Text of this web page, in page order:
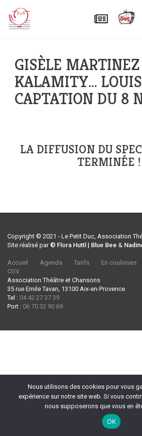
GISÈLE
KALAMITY…
CAPTATION DU 8
LA DIFFUSION DU
TERMINÉE !
Copyright © 2021 - Le Petit Duc, Association
Site réalisé par © Flora Huttl | Blue Bee &
Accueil Agenda Tarifs En coulisses
CGV
Association Théâtre et Chansons
35 rue Emile Tavan, 13100 Aix-en-Provence
Tel : 04 42 27 37 39
Port : 06 70 32 90 69
Nous utilisons des cookies pour vous
expérience sur notre site web. Si vous
nous supposerons que vous en
OK